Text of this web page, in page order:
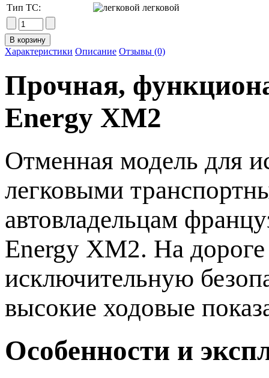
Тип ТС:
легковой
Характеристики Описание Отзывы (0)
Прочная,
Energy ХМ2
Отменная модель для
легковыми
автовладельцам
Energy ХМ2. На
исключительную
высокие ходовые
Особенности и